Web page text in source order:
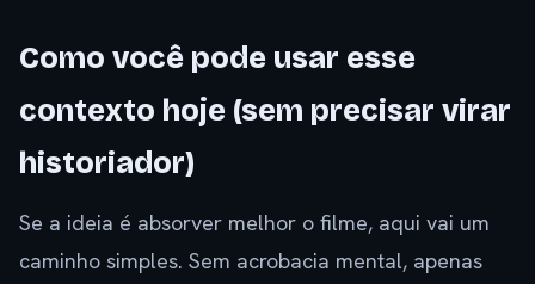
Como você pode usar esse
contexto hoje (sem precisar virar
historiador)
Se a ideia é absorver melhor o filme, aqui vai um
caminho simples. Sem acrobacia mental, apenas